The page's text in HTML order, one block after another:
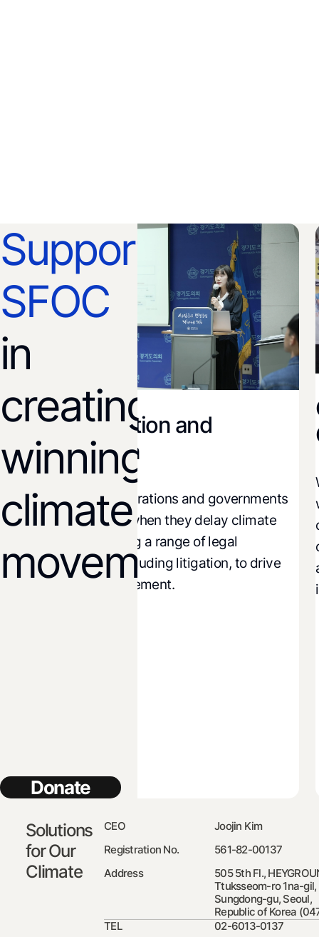
Support
SFOC
in
creating
winning
climate
movements!
Donate
Legal Action and
Litigation
We hold corporations and governments
accountable when they delay climate
action, utilizing a range of legal
strategies, including litigation, to drive
policy improvement.
We
Solutions
for Our
Climate
CEO
Joojin Kim
Registration No.
561-82-00137
Address
505 5th Fl.,
Ttuksseom-ro 1na-gil,
Sungdong-gu, Seoul,
Republic of Korea
TEL
02-6013-0137